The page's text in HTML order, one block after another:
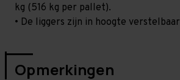
kg (516 kg per pallet).
• De liggers zijn in hoogte verstelbaar
Opmerkingen